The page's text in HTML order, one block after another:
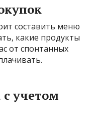
составить меню
какие продукты
от спонтанных
учетом